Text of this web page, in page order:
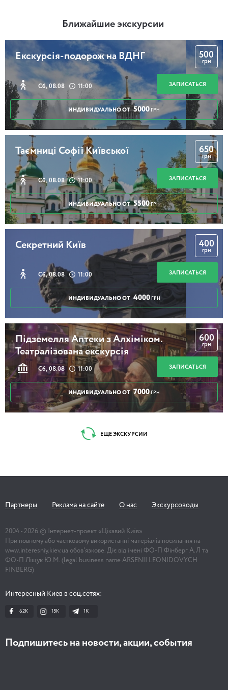
Ближайшие экскурсии
Екскурсія-подорож на ВДНГ
Сб, 08.08 11:00
500
грн
ЗАПИСАТЬСЯ
ИНДИВИДУАЛЬНО ОТ 5000 ГРН
Таємниці Софії Київської
Сб, 08.08 11:00
650
грн
ЗАПИСАТЬСЯ
ИНДИВИДУАЛЬНО ОТ 5500 ГРН
Секретний Київ
Сб, 08.08 11:00
400
грн
ЗАПИСАТЬСЯ
ИНДИВИДУАЛЬНО ОТ 4000 ГРН
Підземелля Аптеки з Алхіміком.
Театралізована екскурсія
Сб, 08.08 11:00
600
грн
ЗАПИСАТЬСЯ
ИНДИВИДУАЛЬНО ОТ 7000 ГРН
ЕЩЕ ЭКСКУРСИИ
Партнеры Реклама на сайте О нас Экскурсоводы
2004 - 2026 © Інтернет-проект «Цікавий Київ»
При повному або частковому використанні матеріалів посилання на
www.interesniy.kiev.ua обов'язкове. Діє від імені ФО-П Фінберг А.Л та
ФО-П Ліщук Ю.М. (legal business name ARSENII LEONIDOVYCH
FINBERG)
Интересный Киев в соц.сетях:
62K 15K 1К
Подпишитесь на новости, акции, события